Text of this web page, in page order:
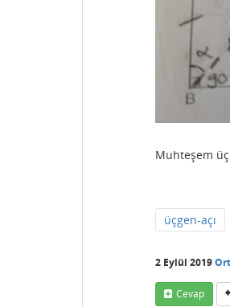
Muhteşem
üçgen-açı
2 Eylül 2019
Cevap